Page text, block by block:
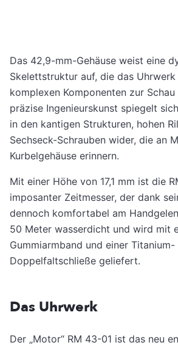
Das 42,9-mm-Gehäuse weist eine
Skelettstruktur auf, die das Uhrwerk
komplexen Komponenten zur
präzise Ingenieurskunst spiegelt
in den kantigen Strukturen, hohen
Sechseck-Schrauben wider, die an
Kurbelgehäuse erinnern.
Mit einer Höhe von 17,1 mm ist die
imposanter Zeitmesser, der dank
dennoch komfortabel am
50 Meter wasserdicht und wird mit
Gummiarmband und einer Titanium-
Doppelfaltschließe geliefert.
Das Uhrwerk
Der „Motor“ RM 43-01 ist das neu